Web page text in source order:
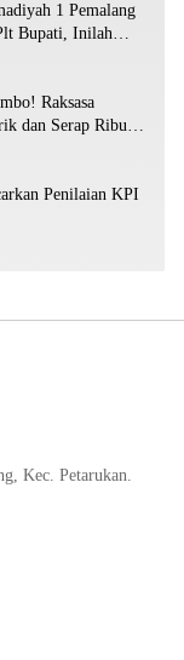
1 Pemalang
Bupati, Inilah
Raksasa
dan Serap Ribuan
Penilaian KPI
Kec. Petarukan.